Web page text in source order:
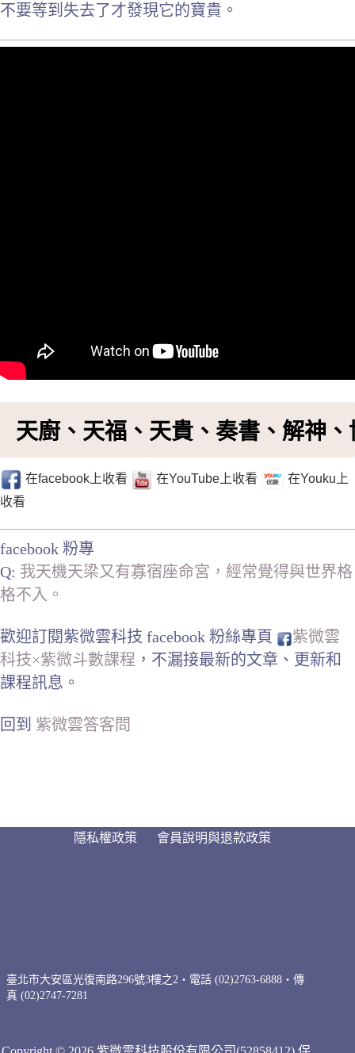
不要等到失去了才發現它的寶貴。
天廚、天福、天貴、奏書、解神
在facebook上收看 在YouTube上收看
在Youku上
收看
facebook 粉專
Q: 我天機天梁又有寡宿座命宮，經常覺得與世界格
格不入。
歡迎訂閱紫微雲科技 facebook 粉絲專頁
紫微雲
科技×紫微斗數課程 ，不漏接最新的文章、更新和
課程訊息。
回到 紫微雲答客問
隱私權政策 會員說明與退款政策
臺北市大安區光復南路296號3樓之2・電話 (02)2763-6888・傳
真 (02)2747-7281